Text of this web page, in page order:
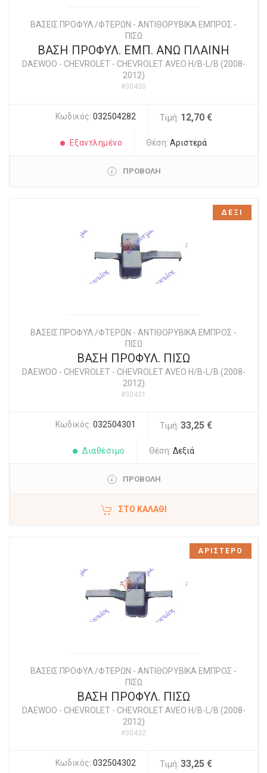
ΒΑΣΕΙΣ ΠΡΟΦΥΛ./ΦΤΕΡΩΝ - ΑΝΤΙΘΟΡΥΒΙΚΑ ΕΜΠΡΟΣ -
ΠΙΣΩ
ΒΑΣΗ ΠΡΟΦΥΛ. ΕΜΠ. ΑΝΩ ΠΛΑΙΝΗ
DAEWOO - CHEVROLET- CHEVROLET AVEO H/B-L/B (2008-
2012)
#30430
Κωδικός: 032504282 Τιμή: 12,70 €
Εξαντλημένο Θέση:Αριστερά
ΠΡΟΒΟΛΗ
ΒΑΣΕΙΣ ΠΡΟΦΥΛ./ΦΤΕΡΩΝ - ΑΝΤΙΘΟΡΥΒΙΚΑ ΕΜΠΡΟΣ -
ΠΙΣΩ
ΒΑΣΗ ΠΡΟΦΥΛ. ΠΙΣΩ
DAEWOO - CHEVROLET- CHEVROLET AVEO H/B-L/B (2008-
2012)
#30431
Κωδικός: 032504301 Τιμή: 33,25 €
Διαθέσιμο Θέση: Δεξιά
ΠΡΟΒΟΛΗ
ΣΤΟ ΚΑΛΆΘΙ
ΔΕΞΙ
ΒΑΣΕΙΣ ΠΡΟΦΥΛ./ΦΤΕΡΩΝ - ΑΝΤΙΘΟΡΥΒΙΚΑ ΕΜΠΡΟΣ -
ΠΙΣΩ
ΒΑΣΗ ΠΡΟΦΥΛ. ΠΙΣΩ
DAEWOO - CHEVROLET- CHEVROLET AVEO H/B-L/B (2008-
2012)
#30432
Κωδικός: 032504302 Τιμή: 33,25 €
ΑΡΙΣΤΕΡΟ